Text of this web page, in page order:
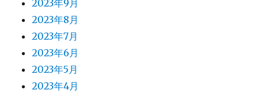
2023年9月
2023年8月
2023年7月
2023年6月
2023年5月
2023年4月